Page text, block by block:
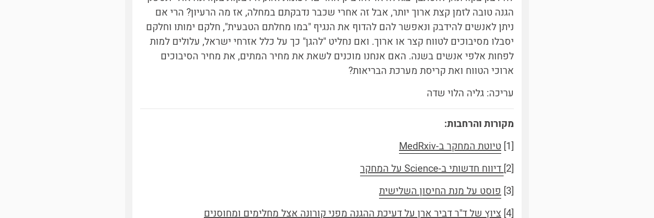
הגנה טובה לזמן קצת ארוך יותר, אבל זה אחרי שכבר נדבקתם במחלה, אז מה הרעיון? הרי אם
ניתן לאנשים להידבק ונאפשר להם להדוף את הנגיף "במו מחלתם הטבעית", חלקם ימותו וחלקם
יסבלו מסיבוכים לטווח קצר או ארוך. ואם נחליט "להגן" כך על כלל אזרחי ישראל, עלולים למות
לפחות אלפי אנשים בשנה. האם אנחנו מוכנים לשאת את מחיר המתים, את מחיר הסיבוכים
ארוכי הטווח ואת קריסת מערכת הבריאות?
עריכה: גליה הלוי שדה
מקורות והרחבות:
[1]
טיוטת המחקר ב-MedRxiv
[2]
דיווח חדשותי ב-Science על המחקר
[3]
פוסט על מנת החיסון השלישית
[4]
ציוץ של ד"ר דביר ארן על דעיכת ההגנה מפני קורונה אצל מחלימים ומחוסנים